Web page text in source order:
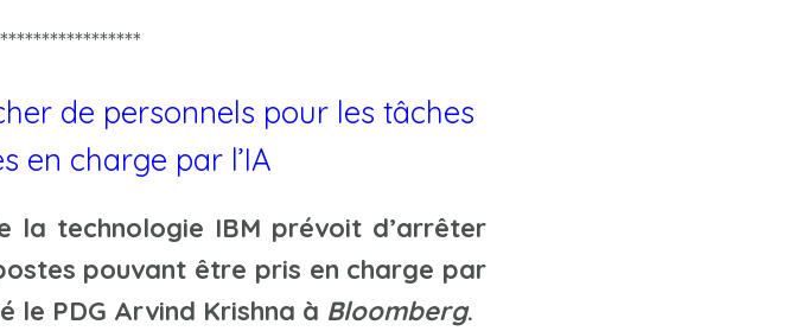
de personnels pour les tâches
en charge par l’IA
la technologie IBM prévoit d’arrêter
pouvant être pris en charge par
le PDG Arvind Krishna à Bloomberg.